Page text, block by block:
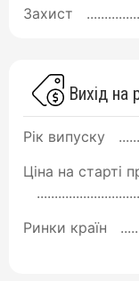
Захист
Вихід на
Рік випуску
Ціна на старті
Ринки країн